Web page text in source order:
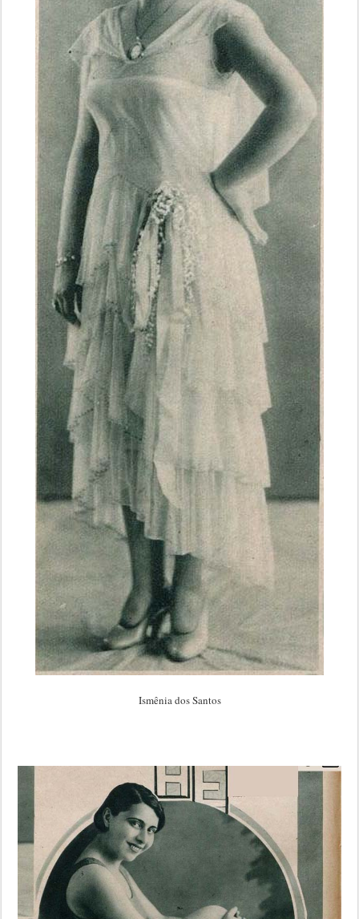
Ismênia dos Santos